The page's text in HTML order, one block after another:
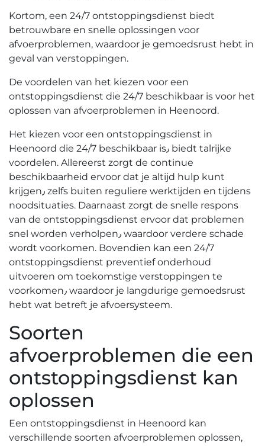
Kortom, een 24/7 ontstoppingsdienst biedt
betrouwbare en snelle oplossingen voor
afvoerproblemen, waardoor je gemoedsrust hebt in
geval van verstoppingen.
De voordelen van het kiezen voor een
ontstoppingsdienst die 24/7 beschikbaar is voor het
oplossen van afvoerproblemen in Heenoord.​
Het kiezen voor een ontstoppingsdienst in
Heenoord die 24/7 beschikbaar is٫ biedt talrijke
voordelen.​ Allereerst zorgt de continue
beschikbaarheid ervoor dat je altijd hulp kunt
krijgen٫ zelfs buiten reguliere werktijden en tijdens
noodsituaties. Daarnaast zorgt de snelle respons
van de ontstoppingsdienst ervoor dat problemen
snel worden verholpen٫ waardoor verdere schade
wordt voorkomen.​ Bovendien kan een 24/7
ontstoppingsdienst preventief onderhoud
uitvoeren om toekomstige verstoppingen te
voorkomen٫ waardoor je langdurige gemoedsrust
hebt wat betreft je afvoersysteem.​
Soorten
afvoerproblemen die een
ontstoppingsdienst kan
oplossen
Een ontstoppingsdienst in Heenoord kan
verschillende soorten afvoerproblemen oplossen,